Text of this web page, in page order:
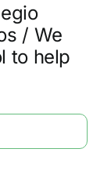
/ We
to help